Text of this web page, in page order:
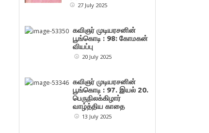
27 July 2025
கவிஞர் முடியரசனின்
பூங்கொடி : 98: கோமகன்
வியப்பு
20 July 2025
கவிஞர் முடியரசனின்
பூங்கொடி : 97. இயல் 20.
பெருநிலக்கிழார்
வாழ்த்திய காதை
13 July 2025